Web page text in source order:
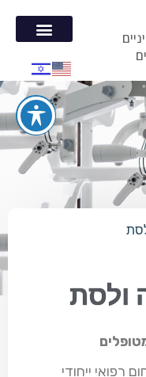
ולסת
רפואי ייחודי